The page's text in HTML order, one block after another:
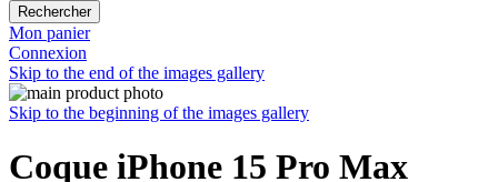
Rechercher
Mon panier
Connexion
Skip to the end of the images gallery
Skip to the beginning of the images gallery
Coque iPhone 15 Pro Max